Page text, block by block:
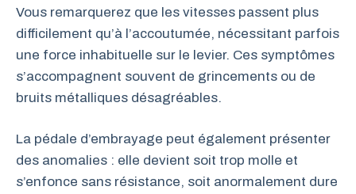
Vous remarquerez que les vitesses passent plus
difficilement qu’à l’accoutumée, nécessitant parfois
une force inhabituelle sur le levier. Ces symptômes
s’accompagnent souvent de grincements ou de
bruits métalliques désagréables.
La pédale d’embrayage peut également présenter
des anomalies : elle devient soit trop molle et
s’enfonce sans résistance, soit anormalement dure